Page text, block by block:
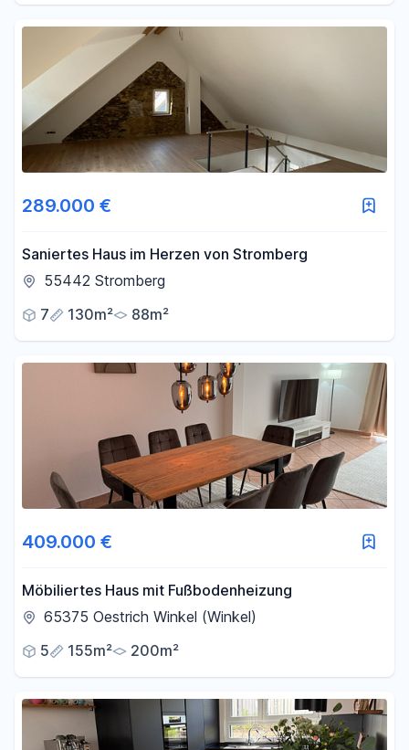
289.000 €
Saniertes Haus im Herzen von Stromberg
55442 Stromberg
7
130m² 88m²
409.000 €
Möbiliertes Haus mit Fußbodenheizung
65375 Oestrich Winkel (Winkel)
5
155m² 200m²